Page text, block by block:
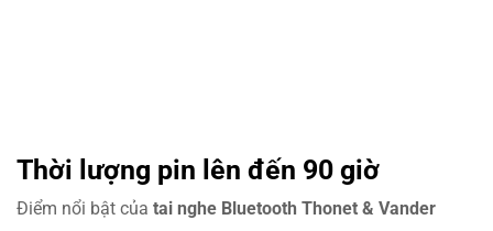
Thời lượng pin lên đến 90 giờ
Điểm nổi bật của tai nghe Bluetooth Thonet & Vander